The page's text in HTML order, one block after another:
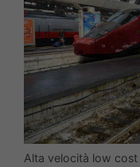
Alta velocità low